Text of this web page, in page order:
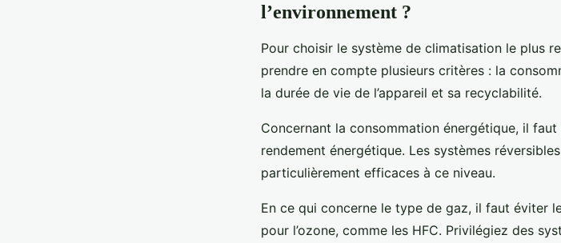
l’environnement ?
Pour choisir le système de climatisation le plus
prendre en compte plusieurs critères : la
la durée de vie de l’appareil et sa recyclabilité.
Concernant la consommation énergétique, il
rendement énergétique. Les systèmes
particulièrement efficaces à ce niveau.
En ce qui concerne le type de gaz, il faut éviter
pour l’ozone, comme les HFC. Privilégiez des